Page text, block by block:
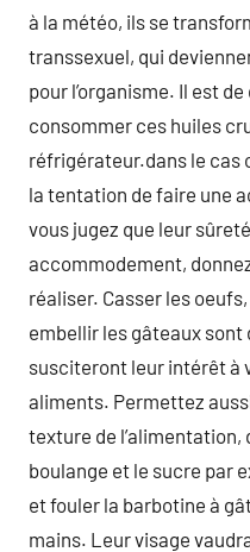
à la météo, ils se
transsexuel, qui
pour l’organisme. Il est
consommer ces huiles
réfrigérateur.dans le cas
la tentation de faire une
vous jugez que leur
accommodement,
réaliser. Casser les
embellir les gâteaux
susciteront leur intérêt à
aliments. Permettez
texture de
boulange et le sucre par
et fouler la barbotine à
mains. Leur visage